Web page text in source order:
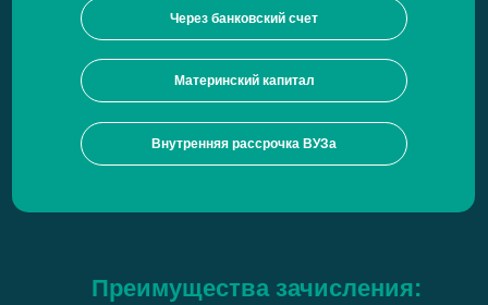
Через банковский счет
Внутренняя рассрочка ВУЗа
Материнский капитал
Преимущества зачисления: